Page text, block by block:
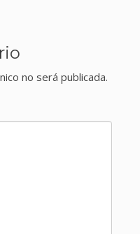
no será publicada.